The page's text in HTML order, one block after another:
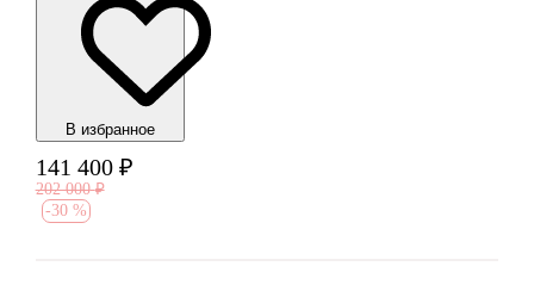
В избранноe
141 400 ₽
202 000 ₽
-30 %